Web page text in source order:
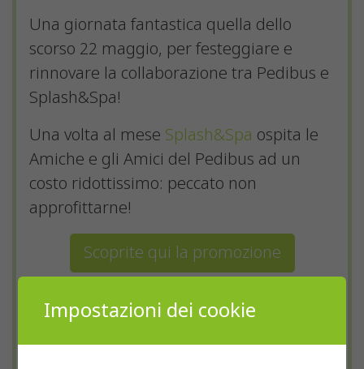
Una giornata fantastica quella dello
scorso 22 maggio, per festeggiare e
rinnovare la collaborazione tra Pedibus e
Splash&Spa!
Una volta al mese Splash&Spa ospita le
Amiche e gli Amici del Pedibus ad un
costo ridottissimo: peccato non
approfittarne!
Scoprite qui la promozione
In questo breve video, tutto il
divertimento della nostra giornata
È possibile che le impostazioni
dell'utente non consentano di
visualizzare questo contenuto. È
disabilitata.
Impostazioni dei cookie